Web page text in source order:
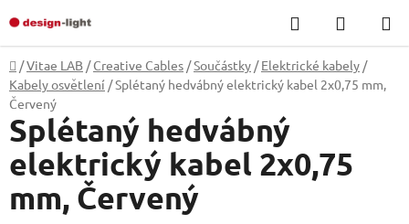
na
obsah
Hledat
KOŠÍK
Domů
/Vitae LAB / Creative Cables /Součástky / Elektrické kabely /
Kabely osvětlení /Splétaný hedvábný elektrický kabel 2x0,75 mm,
Červený
Splétaný hedvábný
elektrický kabel 2x0,75
mm, Červený